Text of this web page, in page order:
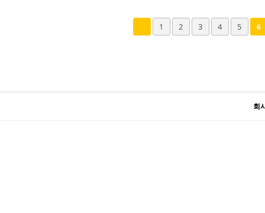
1 2 3 4 5 6
회